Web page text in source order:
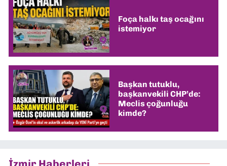
Foça halkı taş ocağını
istemiyor
Başkan tutuklu,
başkanvekili CHP’de:
Meclis çoğunluğu
kimde?